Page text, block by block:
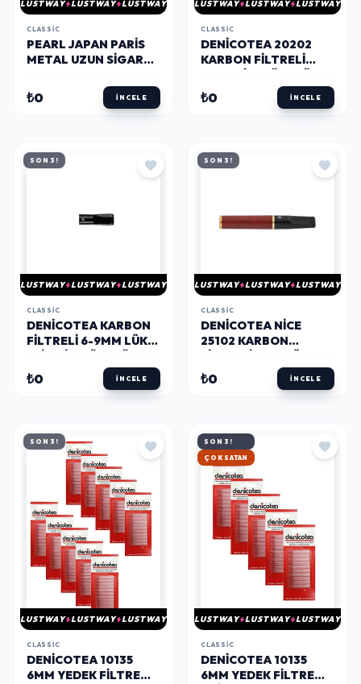
LUSTWAY LUSTWAY LUSTWAY
CLASSIC
PEARL JAPAN PARIS
METAL UZUN SIGARA
SATIN 20LI
₺0 İNCELE
LUSTWAY LUSTWAY LUSTWAY
CLASSIC
DENICOTEA 20202
KARBON FILTRELI
SIYAH/GOLD
₺0 İNCELE
SON 3!
LUSTWAY LUSTWAY LUSTWAY
CLASSIC
DENICOTEA KARBON
FILTRELI 6-9MM LÜKS
₺0 İNCELE
SON 3!
LUSTWAY LUSTWAY LUSTWAY
CLASSIC
DENICOTEA NICE
25102 KARBON
SIG.AĞIZLIĞI CEVIZ
₺0 İNCELE
SON 3!
LUSTWAY LUSTWAY LUSTWAY
CLASSIC
DENICOTEA 10135
6MM YEDEK FILTRE
SON 3!
HIZLI KARGO
LUSTWAY LUSTWAY LUSTWAY
CLASSIC
DENICOTEA 10135
6MM YEDEK FILTRE